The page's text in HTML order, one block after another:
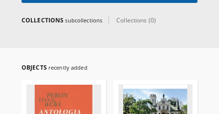
COLLECTIONSsubcollections Collections (0)
OBJECTS recently added